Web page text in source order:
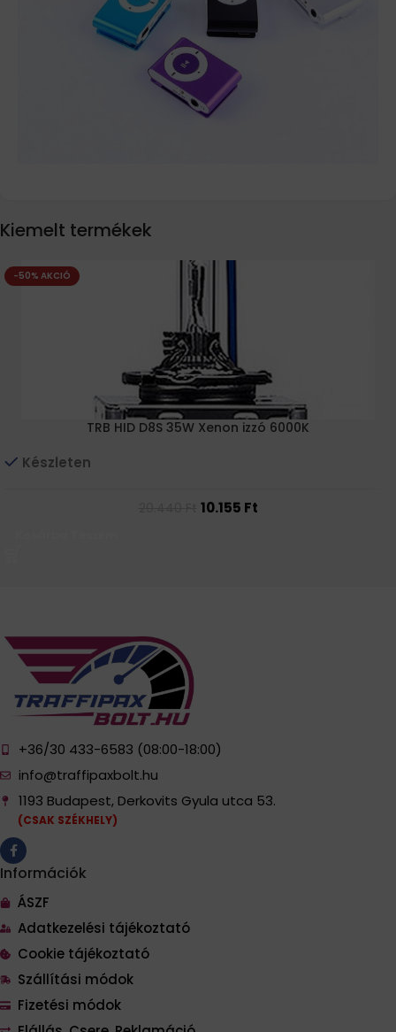
Kiemelt termékek
-50% AKCIÓ
TRB HID D8S 35W Xenon izzó 6000K
Készleten
10.155 Ft
+36/30 433-6583 (08:00-18:00)
info@traffipaxbolt.hu
1193 Budapest, Derkovits Gyula utca 53.
(CSAK SZÉKHELY)
Információk
ÁSZF
Adatkezelési tájékoztató
Cookie tájékoztató
Szállítási módok
Fizetési módok